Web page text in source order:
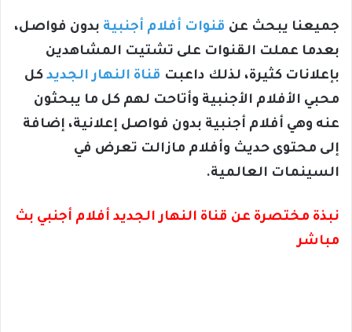
جميعنا يبحث عن قنوات أفلام أجنبية بدون فواصل،
بعدما عملت القنوات على تشتيت المشاهدين
بإعلانات كثيرة، لذلك داعبت قناة النهار الجديد كل
محبي الأفلام الأجنبية وأتاحت لهم كل ما يبحثون
عنه وهي أفلام أجنبية بدون فواصل إعلانية، إضافة
إلى محتوى حديث وأفلام مازالت تعرض في
السينمات العالمية.
نبذة مختصرة عن قناة النهار الجديد أفلام أجنبي بث
مباشر